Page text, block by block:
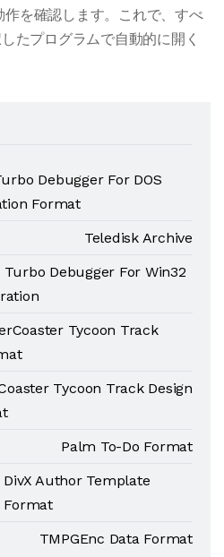
を確認します。これで、すべ
たプログラムで自動的に開く
Debugger For DOS
Format
Teledisk Archive
Debugger For Win32
Tycoon Track
Tycoon Track Design
Palm To-Do Format
DivX Author Template
Format
TMPGEnc Data Format